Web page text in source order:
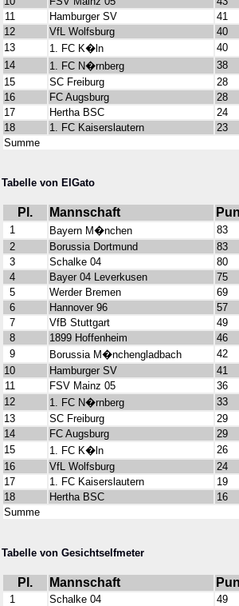
11
Hamburger SV
41
12
VfL Wolfsburg
40
13
1. FC K�ln
40
14
1. FC N�rnberg
38
15
SC Freiburg
28
16
FC Augsburg
28
17
Hertha BSC
24
18
1. FC Kaiserslautern
23
Summe
Tabelle von ElGato
Pl. Mannschaft
1 Bayern M�nchen
83
2
Borussia Dortmund
83
3
Schalke 04
80
4
Bayer 04 Leverkusen
75
5
Werder Bremen
69
6
Hannover 96
57
7
VfB Stuttgart
49
8
1899 Hoffenheim
46
9
Borussia M�nchengladbach
42
10
Hamburger SV
41
11
FSV Mainz 05
36
12
1. FC N�rnberg
33
13
SC Freiburg
29
14
FC Augsburg
29
15
1. FC K�ln
26
16
VfL Wolfsburg
24
17
1. FC Kaiserslautern
19
18
Hertha BSC
16
Summe
Tabelle von Gesichtselfmeter
Pl. Mannschaft
1 Schalke 04
49